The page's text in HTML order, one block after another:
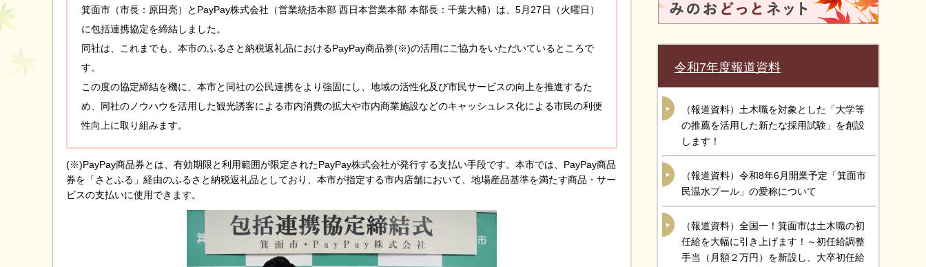
箕面市（市長：原田亮）とPayPay株式会社（営業統括本部 西日本営業本部 本部長：千葉大輔）は、5月27日（火曜日）
に包括連携協定を締結しました。
同社は、これまでも、本市のふるさと納税返礼品におけるPayPay商品券(※)の活用にご協力をいただいているところで
す。
この度の協定締結を機に、本市と同社の公民連携をより強固にし、地域の活性化及び市民サービスの向上を推進するた
め、同社のノウハウを活用した観光誘客による市内消費の拡大や市内商業施設などのキャッシュレス化による市民の利便
性向上に取り組みます。
(※)PayPay商品券とは、有効期限と利用範囲が限定されたPayPay株式会社が発行する支払い手段です。本市では、PayPay商品
券を「さとふる」経由のふるさと納税返礼品としており、本市が指定する市内店舗において、地場産品基準を満たす商品・サー
ビスの支払いに使用できます。
令和7年度報道資料
（報道資料）土木職を対象とした「大学等
の推薦を活用した新たな採用試験」を創設
します！
（報道資料）令和8年6月開業予定「箕面市
民温水プール」の愛称について
（報道資料）全国一！箕面市は土木職の初
任給を大幅に引き上げます！～初任給調整
手当（月額２万円）を新設し、大卒初任給